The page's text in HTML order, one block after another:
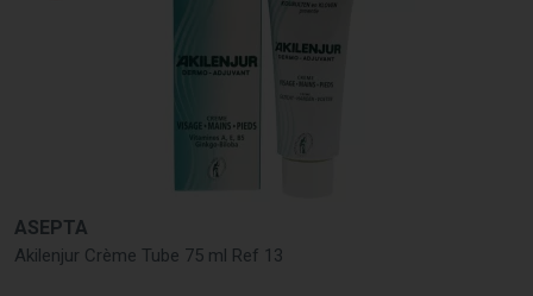
ASEPTA
Akilenjur Crème Tube 75 ml Ref 13